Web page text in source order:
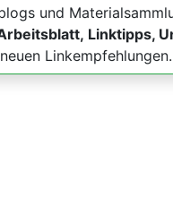
und
Linktipps,
Linkempfehlungen.